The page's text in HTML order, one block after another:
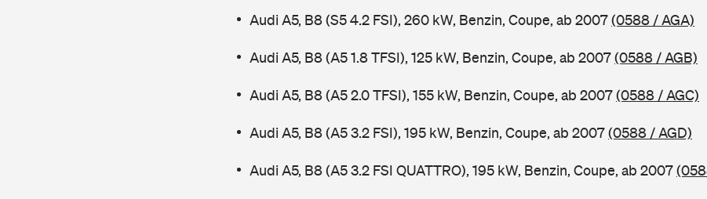
Audi A5, B8 (S5 4.2 FSI), 260 kW, Benzin, Coupe, ab 2007(0588 / AGA)
Audi A5, B8 (A5 1.8 TFSI), 125 kW, Benzin, Coupe, ab 2007(0588 / AGB)
Audi A5, B8 (A5 2.0 TFSI), 155 kW, Benzin, Coupe, ab 2007(0588 / AGC)
Audi A5, B8 (A5 3.2 FSI), 195 kW, Benzin, Coupe, ab 2007(0588 / AGD)
Audi A5, B8 (A5 3.2 FSI QUATTRO), 195 kW, Benzin, Coupe, ab 2007